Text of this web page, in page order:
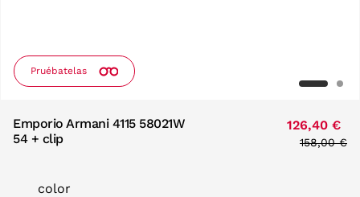
Pruébatelas
Emporio Armani 4115 58021W
54 + clip
126,40 €
Price
158,00 €
color